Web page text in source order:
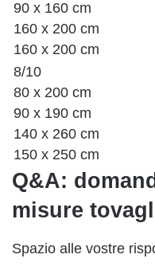
90 x 160 cm
160 x 200 cm
160 x 200 cm
8/10
80 x 200 cm
90 x 190 cm
140 x 260 cm
150 x 250 cm
Q&A:
misure
Spazio alle vostre